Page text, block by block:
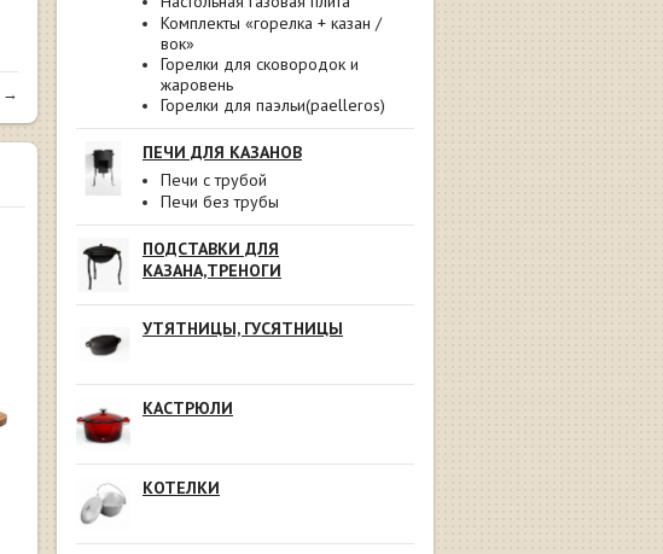
Комплекты «горелка + казан /
вок»
Горелки для сковородок и
жаровень
Горелки для паэльи(paelleros)
ПЕЧИ ДЛЯ КАЗАНОВ
Печи с трубой
Печи без трубы
ПОДСТАВКИ ДЛЯ
КАЗАНА,ТРЕНОГИ
УТЯТНИЦЫ, ГУСЯТНИЦЫ
КАСТРЮЛИ
КОТЕЛКИ
→